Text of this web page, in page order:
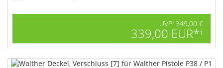
UVP: 349,00 €
339,00 EUR*1